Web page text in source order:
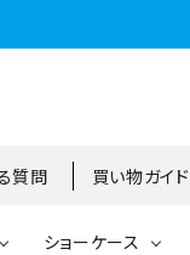
質問 買い物ガイド
ショーケース